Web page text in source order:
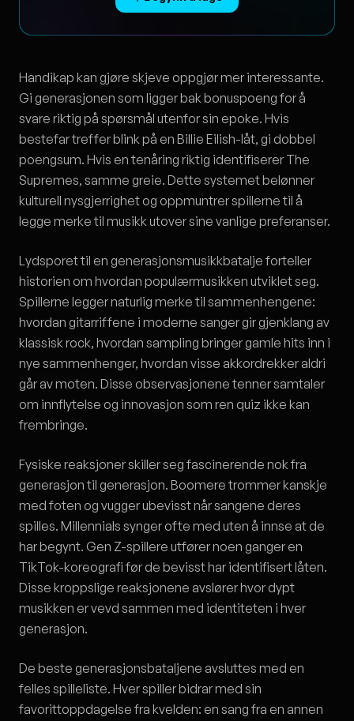
Handikap kan gjøre skjeve oppgjør mer interessante.
Gi generasjonen som ligger bak bonuspoeng for å
svare riktig på spørsmål utenfor sin epoke. Hvis
bestefar treffer blink på en Billie Eilish-låt, gi dobbel
poengsum. Hvis en tenåring riktig identifiserer The
Supremes, samme greie. Dette systemet belønner
kulturell nysgjerrighet og oppmuntrer spillerne til å
legge merke til musikk utover sine vanlige preferanser.
Lydsporet til en generasjonsmusikkbatalje forteller
historien om hvordan populærmusikken utviklet seg.
Spillerne legger naturlig merke til sammenhengene:
hvordan gitarriffene i moderne sanger gir gjenklang av
klassisk rock, hvordan sampling bringer gamle hits inn i
nye sammenhenger, hvordan visse akkordrekker aldri
går av moten. Disse observasjonene tenner samtaler
om innflytelse og innovasjon som ren quiz ikke kan
frembringe.
Fysiske reaksjoner skiller seg fascinerende nok fra
generasjon til generasjon. Boomere trommer kanskje
med foten og vugger ubevisst når sangene deres
spilles. Millennials synger ofte med uten å innse at de
har begynt. Gen Z-spillere utfører noen ganger en
TikTok-koreografi før de bevisst har identifisert låten.
Disse kroppslige reaksjonene avslører hvor dypt
musikken er vevd sammen med identiteten i hver
generasjon.
De beste generasjonsbataljene avsluttes med en
felles spilleliste. Hver spiller bidrar med sin
favorittoppdagelse fra kvelden: en sang fra en annen